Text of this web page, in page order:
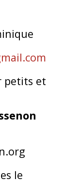
petits et
le